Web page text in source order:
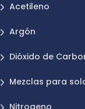
Acetileno
Argón
Dióxido de
Mezclas para
Nitrogeno